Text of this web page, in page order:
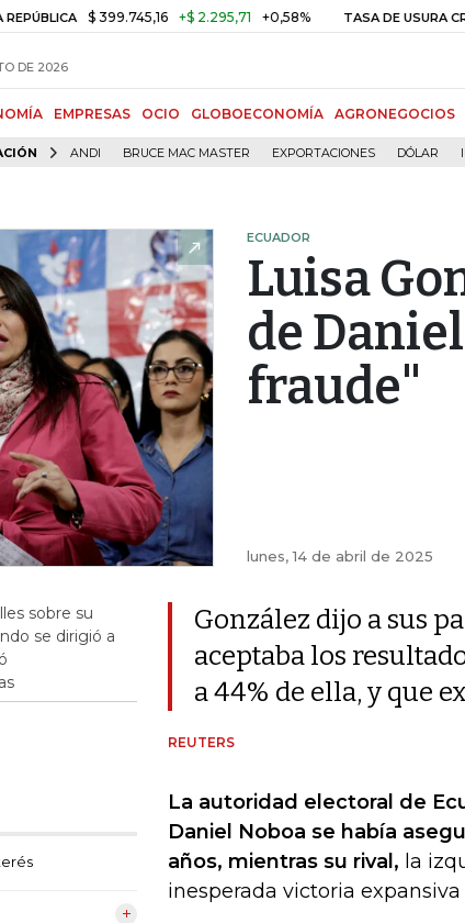
$ 399.745,16 +$ 2.295,71 +0,58% TASA DE USURA CRÉDITO
DE 2026
EMPRESAS OCIO GLOBOECONOMÍA AGRONEGOCIOS
ANDI BRUCE MAC MASTER EXPORTACIONES DÓLAR
ECUADOR
Luisa
de
fraude"
lunes, 14 de abril de 2025
sobre su
se dirigió a
González dijo a sus
aceptaba los
a 44% de ella, y que
REUTERS
La autoridad electoral de
Daniel Noboa se había
años, mientras su rival, la
inesperada victoria